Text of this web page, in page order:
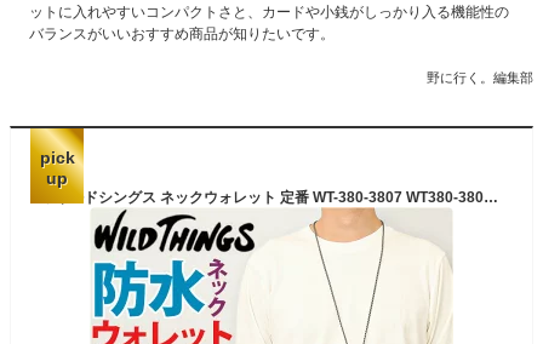
ットに入れやすいコンパクトさと、カードや小銭がしっかり入る機能性の
バランスがいいおすすめ商品が知りたいです。
野に行く。編集部
pick
up
ワイルドシングス ネックウォレット 定番 WT-380-3807 WT380-3807 WILDTHINGS お財布 ミニウォレット 三つ折り財布 折り財布 折財布 ミニ財布 レディース メンズ 首かけ ストラップ付 キャンプ アウトドア おしゃれ 首掛け